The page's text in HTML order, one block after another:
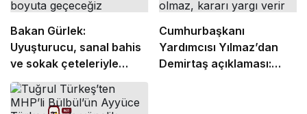
Bakan Gürlek:
Uyuşturucu, sanal bahis
ve sokak çeteleriyle
mücadelede yeni bir
boyuta geçeceğiz
Cumhurbaşkanı
Yardımcısı Yılmaz’dan
Demirtaş açıklaması: